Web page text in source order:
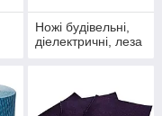
Ножі будівельні,
діелектричні, леза